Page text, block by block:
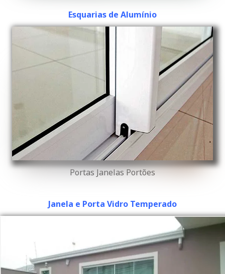
Esquarias de Alumínio
Portas Janelas Portões
Janela e Porta Vidro Temperado